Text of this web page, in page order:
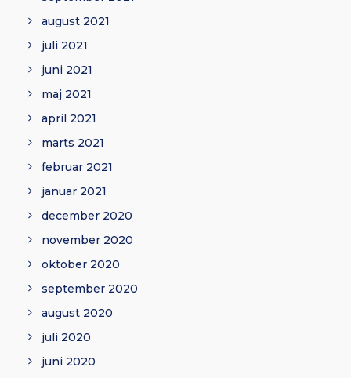
august 2021
juli 2021
juni 2021
maj 2021
april 2021
marts 2021
februar 2021
januar 2021
december 2020
november 2020
oktober 2020
september 2020
august 2020
juli 2020
juni 2020